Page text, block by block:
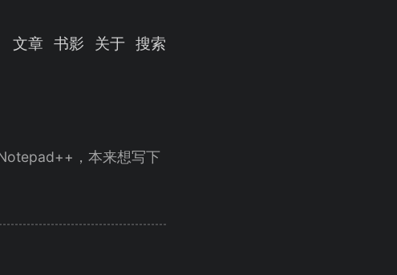
文章 书影 关于 搜索
，本来想写下